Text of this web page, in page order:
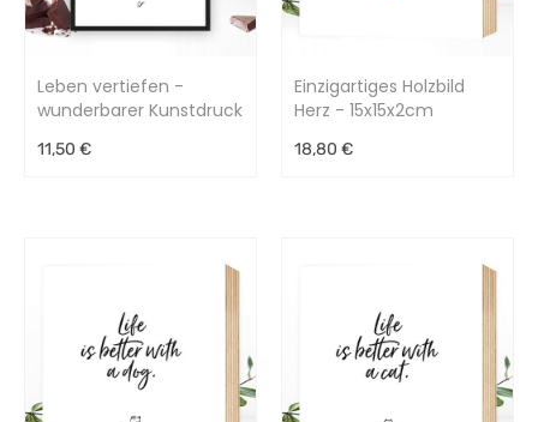
Leben vertiefen -
wunderbarer Kunstdruck
11,50 €
Einzigartiges Holzbild
Herz - 15x15x2cm
18,80 €